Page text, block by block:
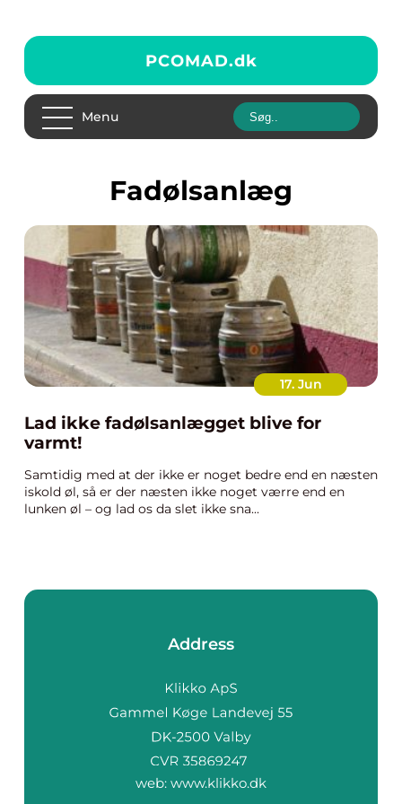
PCOMAD.dk
Menu
fadølsanlæg
17. Jun
Lad ikke fadølsanlægget blive for
varmt!
Samtidig med at der ikke er noget bedre end en næsten
iskold øl, så er der næsten ikke noget værre end en
lunken øl – og lad os da slet ikke sna...
Address
web: www.klikko.dk